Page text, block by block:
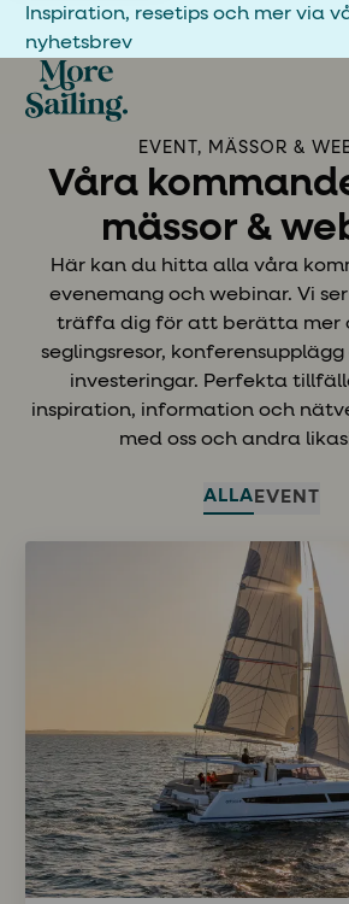
Inspiration, resetips och mer via
nyhetsbrev
EVENT, MÄSSOR &
Våra
mässor &
Här kan du hitta alla våra
evenemang och webinar. Vi
träffa dig för att berätta mer
seglingsresor,
investeringar. Perfekta
inspiration, information och
med oss och andra
ALLA EVENT